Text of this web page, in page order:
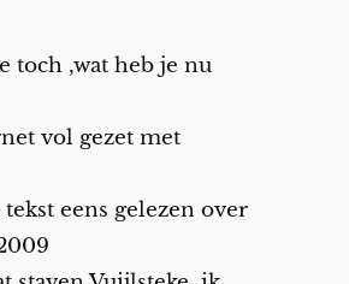
toch ,wat heb je nu
vol gezet met
eens gelezen over